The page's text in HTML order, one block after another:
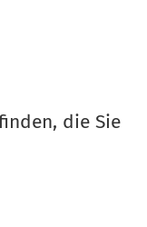
die Sie